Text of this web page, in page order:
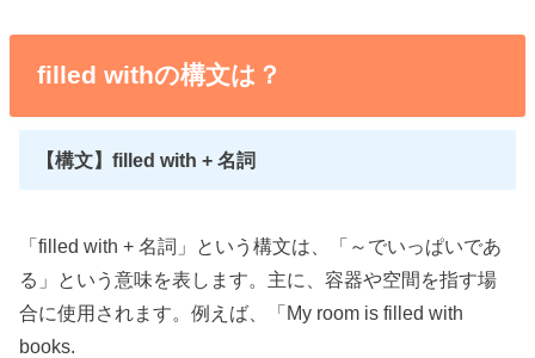
filled withの構文は？
【構文】filled with + 名詞
「filled with + 名詞」という構文は、「～でいっぱいであ
る」という意味を表します。主に、容器や空間を指す場
合に使用されます。例えば、「My room is filled with
books.